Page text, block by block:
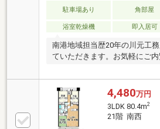
組めるか心配な方も、どうぞ
駐車場あり 角部屋
浴室乾燥機
即入居可
南港地域担当歴20年の川元工
ていただきます。お気軽にご内
をご覧ください！】南西側バ
す！眺望良好！家族が多い人
積93.79㎡室内大変丁寧にお
(令和7年12月)二重サッシ取付
2室)(令和6年4月)クロス全室貼
4,480万円
3LDK 80.4m2
21階 南西